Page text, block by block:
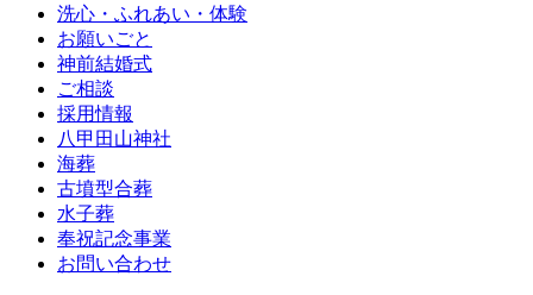
洗心・ふれあい・体験
お願いごと
神前結婚式
ご相談
採用情報
八甲田山神社
海葬
古墳型合葬
水子葬
奉祝記念事業
お問い合わせ